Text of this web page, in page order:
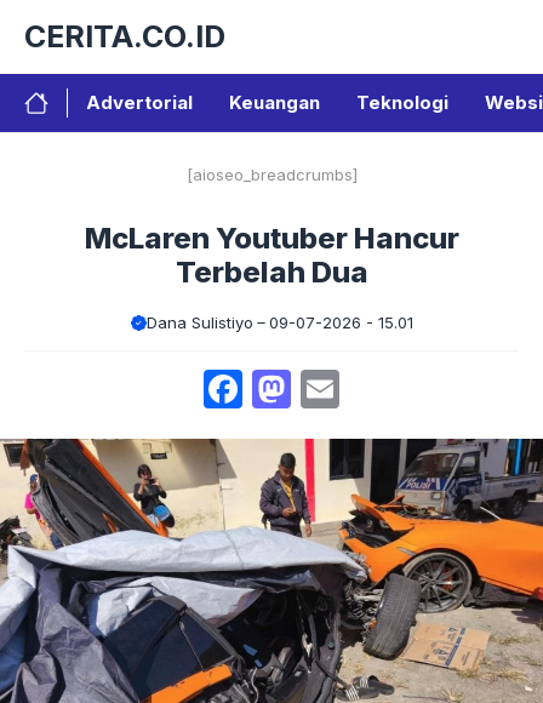
isi
CERITA.CO.ID
Advertorial Keuangan Teknologi
[aioseo_breadcrumbs]
McLaren Youtuber Hancur
Terbelah Dua
Dana Sulistiyo 09-07-2026 - 15.01
Facebook
Mastodon